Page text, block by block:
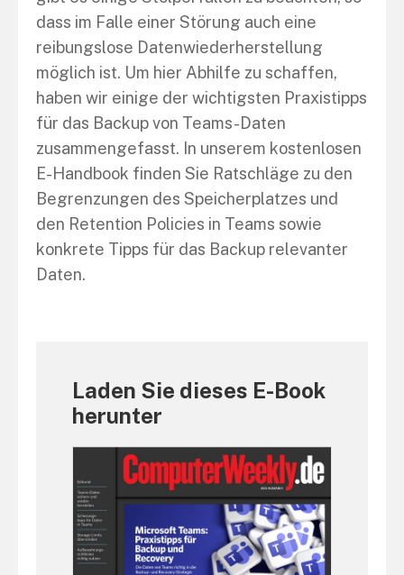
dass im Falle einer Störung auch eine
reibungslose Datenwiederherstellung
möglich ist. Um hier Abhilfe zu schaffen,
haben wir einige der wichtigsten Praxistipps
für das Backup von Teams-Daten
zusammengefasst. In unserem kostenlosen
E-Handbook finden Sie Ratschläge zu den
Begrenzungen des Speicherplatzes und
den Retention Policies in Teams sowie
konkrete Tipps für das Backup relevanter
Daten.
Laden Sie dieses E-Book
herunter